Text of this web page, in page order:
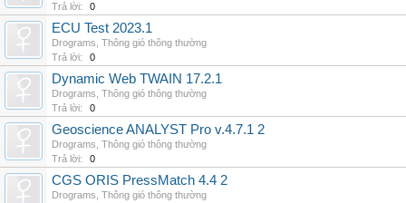
Trả lời:
0
ECU Test 2023.1
Drograms Thông gió thông thường
Trả lời:
0
Dynamic Web TWAIN 17.2.1
Drograms Thông gió thông thường
Trả lời:
0
Geoscience ANALYST Pro v.4.7.1 2
Drograms Thông gió thông thường
Trả lời:
0
CGS ORIS PressMatch 4.4 2
Drograms Thông gió thông thường